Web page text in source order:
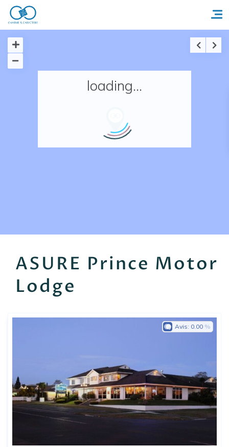
Accueil
Nos adresses en France
loading...
ASURE Prince Motor
Lodge
Avis: 0.00